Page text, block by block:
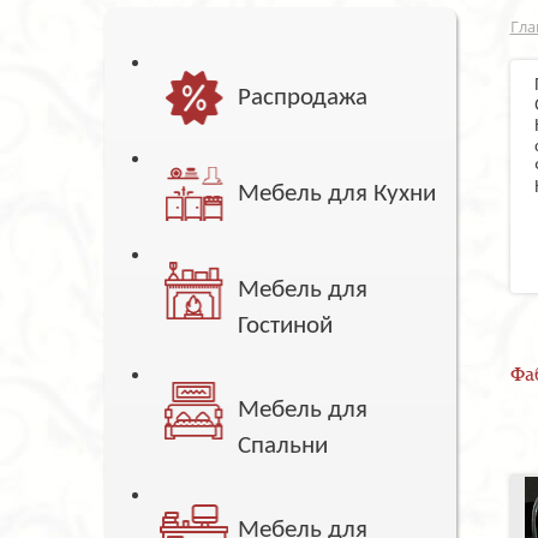
Распродажа
Мебель для Кухни
Мебель для
Гостиной
Мебель для
Спальни
Мебель для